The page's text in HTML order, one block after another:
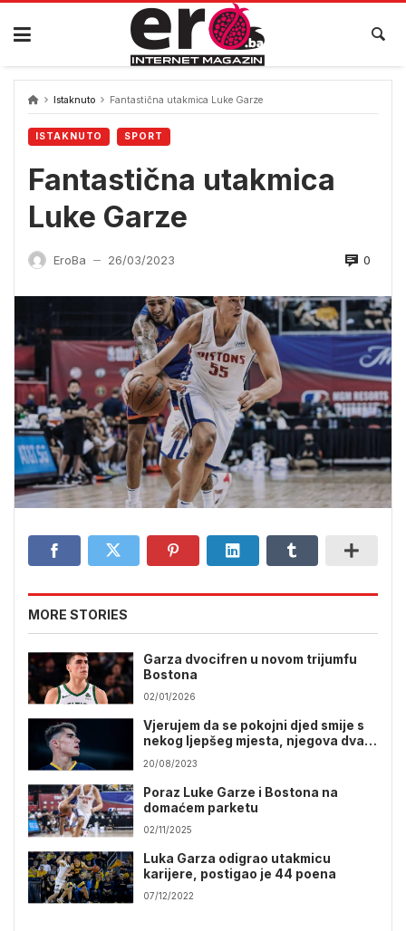
Skip
content
Istaknuto Fantastična utakmica Luke Garze
ISTAKNUTO SPORT
Fantastična utakmica
Luke Garze
EroBa — 26/03/2023 0
MORE STORIES
Garza dvocifren u novom trijumfu
Bostona
02/01/2026
Vjerujem da se pokojni djed smije s
nekog ljepšeg mjesta, njegova dva
unuka nose dres BiH
20/08/2023
Poraz Luke Garze i Bostona na
domaćem parketu
02/11/2025
Luka Garza odigrao utakmicu
karijere, postigao je 44 poena
07/12/2022